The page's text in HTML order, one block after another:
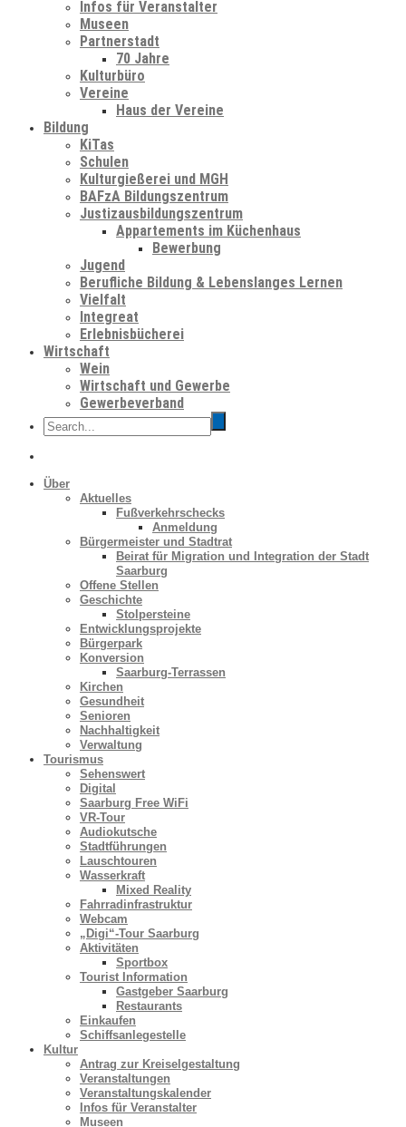
Infos für Veranstalter
Museen
Partnerstadt
70 Jahre
Kulturbüro
Vereine
Haus der Vereine
Bildung
KiTas
Schulen
Kulturgießerei und MGH
BAFzA Bildungszentrum
Justizausbildungszentrum
Appartements im Küchenhaus
Bewerbung
Jugend
Berufliche Bildung & Lebenslanges Lernen
Vielfalt
Integreat
Erlebnisbücherei
Wirtschaft
Wein
Wirtschaft und Gewerbe
Gewerbeverband
Über
Aktuelles
Fußverkehrschecks
Anmeldung
Bürgermeister und Stadtrat
Beirat für Migration und Integration der Stadt
Saarburg
Offene Stellen
Geschichte
Stolpersteine
Entwicklungsprojekte
Bürgerpark
Konversion
Saarburg-Terrassen
Kirchen
Gesundheit
Senioren
Nachhaltigkeit
Verwaltung
Tourismus
Sehenswert
Digital
Saarburg Free WiFi
VR-Tour
Audiokutsche
Stadtführungen
Lauschtouren
Wasserkraft
Mixed Reality
Fahrradinfrastruktur
Webcam
„Digi“-Tour Saarburg
Aktivitäten
Sportbox
Tourist Information
Gastgeber Saarburg
Restaurants
Einkaufen
Schiffsanlegestelle
Kultur
Antrag zur Kreiselgestaltung
Veranstaltungen
Veranstaltungskalender
Infos für Veranstalter
Museen